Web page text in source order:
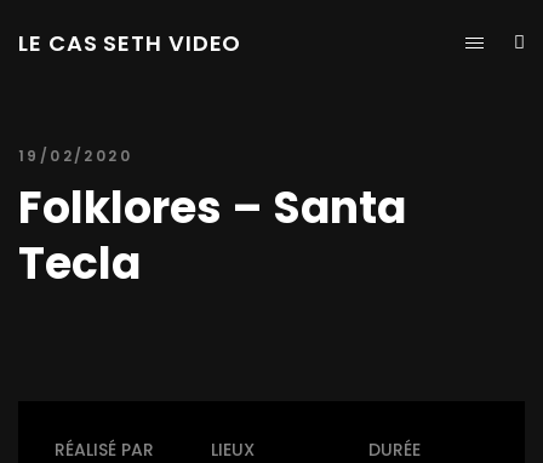
LE CAS SETH VIDEO
19/02/2020
Folklores – Santa
Tecla
RÉALISÉ PAR LIEUX DURÉE